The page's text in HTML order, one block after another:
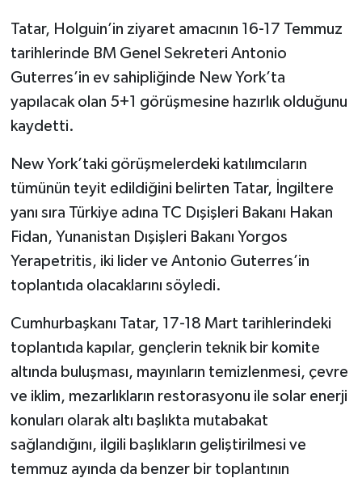
Tatar, Holguin’in ziyaret amacının 16-17 Temmuz
tarihlerinde BM Genel Sekreteri Antonio
Guterres’in ev sahipliğinde New York’ta
yapılacak olan 5+1 görüşmesine hazırlık olduğunu
kaydetti.
New York’taki görüşmelerdeki katılımcıların
tümünün teyit edildiğini belirten Tatar, İngiltere
yanı sıra Türkiye adına TC Dışişleri Bakanı Hakan
Fidan, Yunanistan Dışişleri Bakanı Yorgos
Yerapetritis, iki lider ve Antonio Guterres’in
toplantıda olacaklarını söyledi.
Cumhurbaşkanı Tatar, 17-18 Mart tarihlerindeki
toplantıda kapılar, gençlerin teknik bir komite
altında buluşması, mayınların temizlenmesi, çevre
ve iklim, mezarlıkların restorasyonu ile solar enerji
konuları olarak altı başlıkta mutabakat
sağlandığını, ilgili başlıkların geliştirilmesi ve
temmuz ayında da benzer bir toplantının